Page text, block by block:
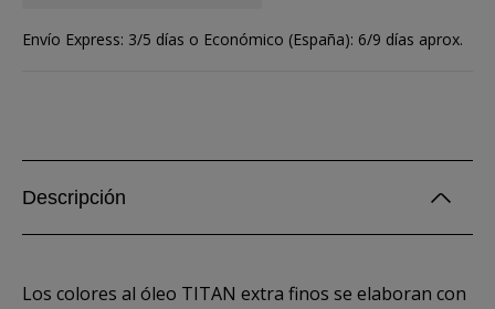
Envío Express: 3/5 días o Económico (España): 6/9 días aprox.
Descripción
Los colores al óleo TITAN extra finos se elaboran con